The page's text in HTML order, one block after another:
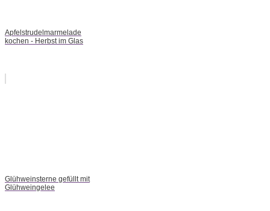
Apfelstrudelmarmelade
kochen - Herbst im Glas
Glühweinsterne gefüllt mit
Glühweingelee